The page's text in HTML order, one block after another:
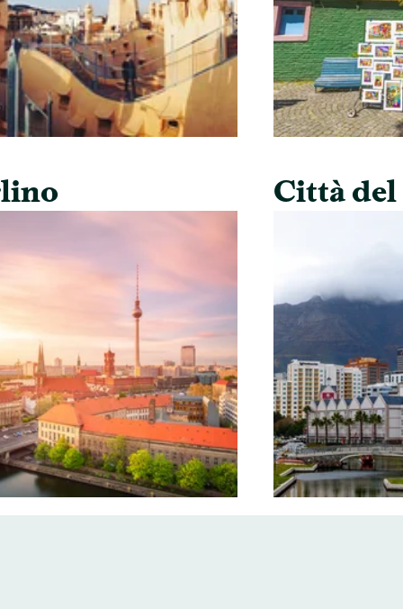
Città del